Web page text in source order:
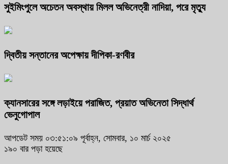
সুইমিংপুলে অচেতন অবস্থায় মিলল অভিনেত্রী নাদিয়া, পরে মৃত্যু
দ্বিতীয় সন্তানের অপেক্ষায় দীপিকা-রণবীর
ক্যানসারের সঙ্গে লড়াইয়ে পরাজিত, প্রয়াত অভিনেতা সিদ্ধার্থ
ভেনুগোপাল
আপডেট সময় ০৩:৫১:০৯ পূর্বাহ্ন, সোমবার, ১০ মার্চ ২০২৫
১৯০ বার পড়া হয়েছে